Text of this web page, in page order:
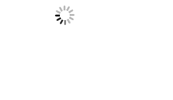
Декрет про відзначення
Великодня і всіх рухомих